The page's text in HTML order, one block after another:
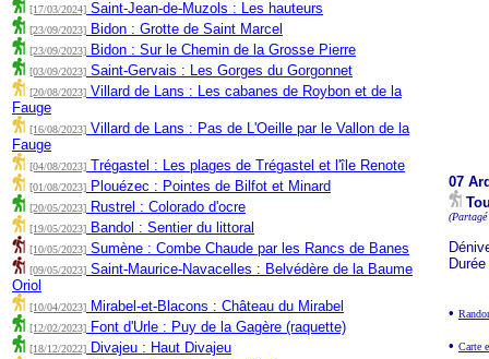
[17/03/2024] Saint-Jean-de-Muzols : Les hauteurs
[23/09/2023] Bidon : Grotte de Saint Marcel
[23/09/2023] Bidon : Sur le Chemin de la Grosse Pierre
[03/09/2023] Saint-Gervais : Les Gorges du Gorgonnet
[20/08/2023] Villard de Lans : Les cabanes de Roybon et de la
Fauge
[16/08/2023] Villard de Lans : Pas de L'Oeille par le Vallon de la
Fauge
[04/08/2023] Trégastel : Les plages de Trégastel et l'île Renote
[01/08/2023] Plouézec : Pointes de Bilfot et Minard
[20/05/2023] Rustrel : Colorado d'ocre
[19/05/2023] Bandol : Sentier du littoral
[10/05/2023] Sumène : Combe Chaude par les Rancs de Banes
[09/05/2023] Saint-Maurice-Navacelles : Belvédère de la Baume
Oriol
[10/04/2023] Mirabel-et-Blacons : Château du Mirabel
[12/02/2023] Font d'Urle : Puy de la Gagère (raquette)
[18/12/2022] Divajeu : Haut Divajeu
07
•
• Carte